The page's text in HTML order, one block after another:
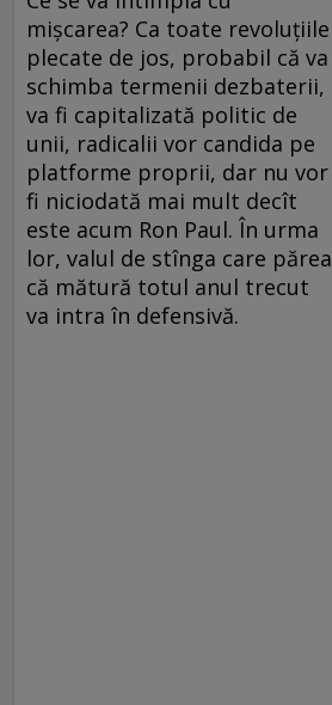
mişcarea? Ca toate revoluţiile
plecate de jos, probabil că va
schimba termenii dezbaterii,
va fi capitalizată politic de
unii, radicalii vor candida pe
platforme proprii, dar nu vor
fi niciodată mai mult decît
este acum Ron Paul. În urma
lor, valul de stînga care părea
că mătură totul anul trecut
va intra în defensivă.